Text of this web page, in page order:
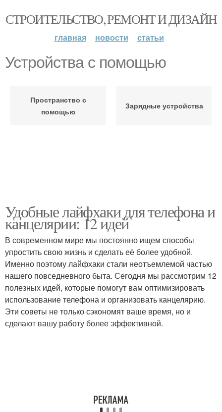
СТРОИТЕЛЬСТВО, РЕМОНТ И ДИЗАЙН
главная новости статьи
Устройства с помощью
Пространство с
помощью
Зарядные устройства
Удобные лайфхаки для телефона и
канцелярии: 12 идей
В современном мире мы постоянно ищем способы
упростить свою жизнь и сделать её более удобной.
Именно поэтому лайфхаки стали неотъемлемой частью
нашего повседневного быта. Сегодня мы рассмотрим 12
полезных идей, которые помогут вам оптимизировать
использование телефона и организовать канцелярию.
Эти советы не только сэкономят ваше время, но и
сделают вашу работу более эффективной.